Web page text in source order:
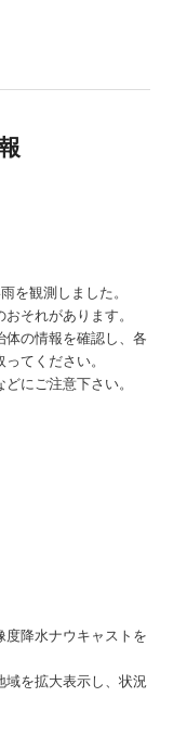
を観測しました。
それがあります。
の情報を確認し、各
てください。
にご注意下さい。
降水ナウキャストを
を拡大表示し、状況